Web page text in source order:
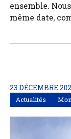
ensemble.
même date,
23 DÉCEMBRE
Actualités